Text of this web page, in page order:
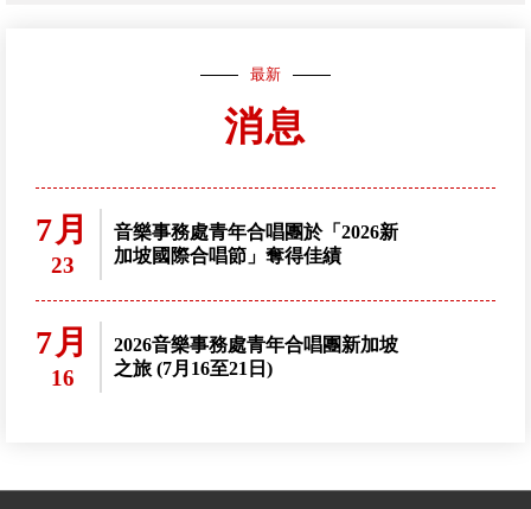
最新
消息
7月
23
音樂事務處青年合唱團於「2026新
加坡國際合唱節」奪得佳績
7月
16
2026音樂事務處青年合唱團新加坡
之旅 (7月16至21日)